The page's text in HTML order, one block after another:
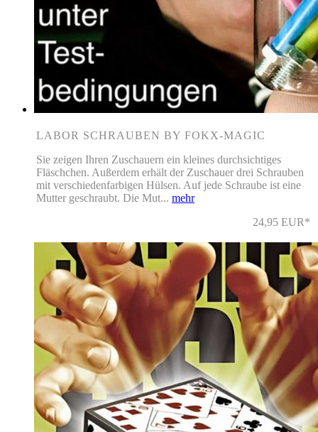
LABOR SCHRAUBEN BY FOKX-MAGIC
Sie zeigen Ihren Zuschauern ein kleines durchsichtiges
Fläschchen. Außerdem erhält der Zuschauer drei Schrauben
mit verschiedenfarbigen Hülsen. Auf jede Schraube ist eine
Mutter geschraubt. Die Mut... mehr
24,95 EUR*